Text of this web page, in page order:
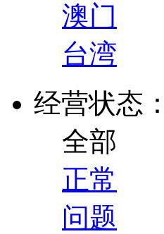
澳门
台湾
经营状态：
全部
正常
问题